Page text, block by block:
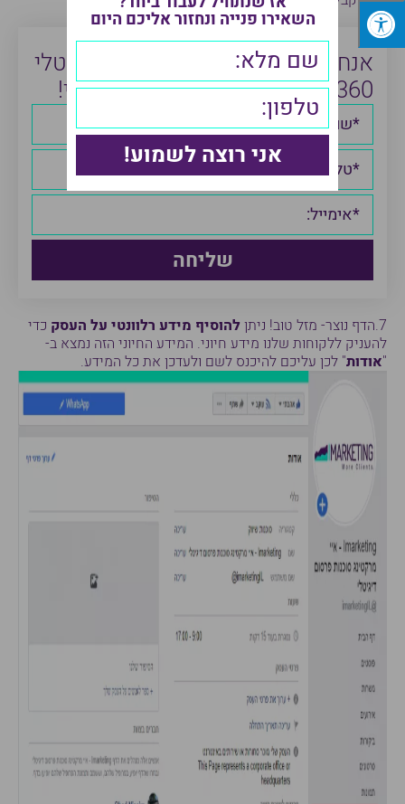
אנחנו מעניקים שירותי פרסום דיגיטלי
360, קבל שיחת ייעוץ בחינם לגמרי!
7.הדף נוצר- מזל טוב! ניתן להוסיף מידע רלוונטי על העסק כדי
להעניק ללקוחות שלנו מידע חיוני. המידע החיוני הזה נמצא ב-
"אודות" לכן עליכם להיכנס לשם ולעדכן את כל המידע.
השאירו פנייה ונחזור אליכם היום